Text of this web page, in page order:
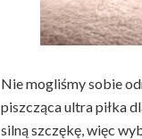
Nie mogliśmy sobie
piszcząca ultra piłka
silną szczękę, więc